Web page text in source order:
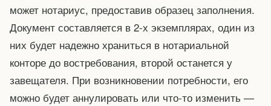
может нотариус, предоставив образец заполнения.
Документ составляется в 2-х экземплярах, один из
них будет надежно храниться в нотариальной
конторе до востребования, второй останется у
завещателя. При возникновении потребности, его
можно будет аннулировать или что-то изменить —